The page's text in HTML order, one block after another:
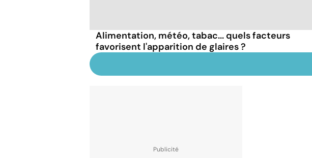
Alimentation, météo, tabac... quels facteurs
favorisent l'apparition de glaires ?